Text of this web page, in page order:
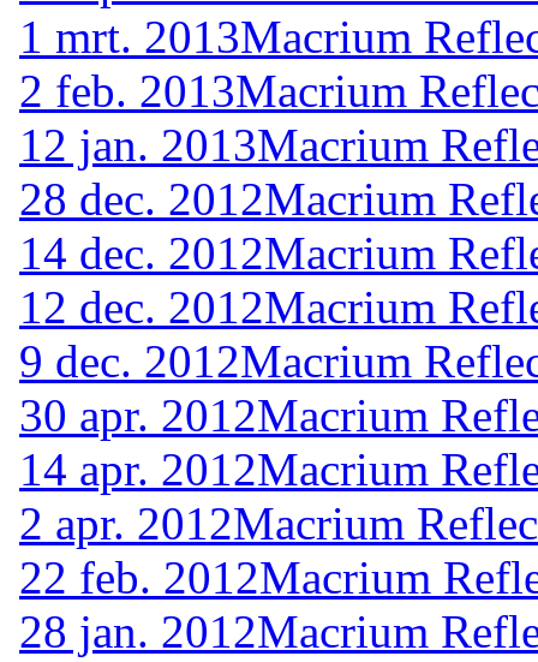
1 mrt. 2013Macrium
2 feb. 2013Macrium
12 jan. 2013Macrium
28 dec. 2012Macrium
14 dec. 2012Macrium
12 dec. 2012Macrium
9 dec. 2012Macrium
30 apr. 2012Macrium
14 apr. 2012Macrium
2 apr. 2012Macrium
22 feb. 2012Macrium
28 jan. 2012Macrium